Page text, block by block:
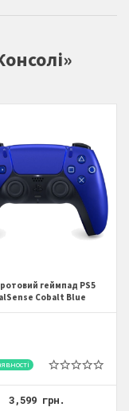
геймпад PS5
Cobalt Blue
3,599 грн.